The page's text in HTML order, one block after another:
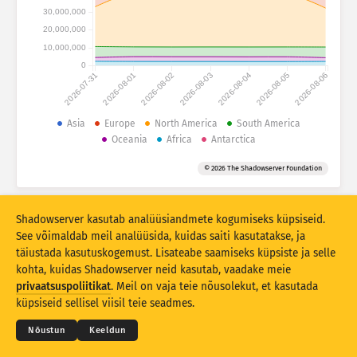
Ründestatistika: Seadmed
Riigid
Kattuv
Värskenda Lähtesta
Laadi alla PNG-failina
2026-07-31 2026-08-01 2026-08-02 2026-08-03 2026-08-04 2026-08-05 2026-08-06
0
10,000,000
20,000,000
30,000,000
Asia Europe North America
South America
Oceania
Africa Antarctica
© 2026 The Shadowserver Foundation
© 2026THE SHADOWSERVER FOUNDATION
Privaatsus ja tingimused
Võtke meiega ühendust
Lõppsõna
Shadowserver kasutab analüüsiandmete kogumiseks küpsiseid.
See võimaldab meil analüüsida, kuidas saiti kasutatakse, ja
täiustada kasutuskogemust. Lisateabe saamiseks küpsiste ja selle
kohta, kuidas Shadowserver neid kasutab, vaadake meie
privaatsuspoliitikat. Meil on vaja teie nõusolekut, et kasutada
küpsiseid sellisel viisil teie seadmes.
Nõustun Keeldun